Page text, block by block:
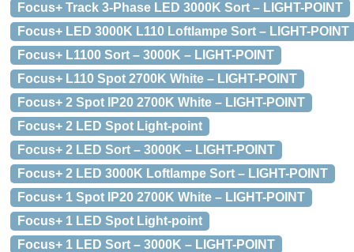
Focus+ Track 3-Phase LED 3000K Sort – LIGHT-POINT
Focus+ LED 3000K L110 Loftlampe Sort – LIGHT-POINT
Focus+ L1100 Sort – 3000K – LIGHT-POINT
Focus+ L110 Spot 2700K White – LIGHT-POINT
Focus+ 2 Spot IP20 2700K White – LIGHT-POINT
Focus+ 2 LED Spot Light-point
Focus+ 2 LED Sort – 3000K – LIGHT-POINT
Focus+ 2 LED 3000K Loftlampe Sort – LIGHT-POINT
Focus+ 1 Spot IP20 2700K White – LIGHT-POINT
Focus+ 1 LED Spot Light-point
Focus+ 1 LED Sort – 3000K – LIGHT-POINT